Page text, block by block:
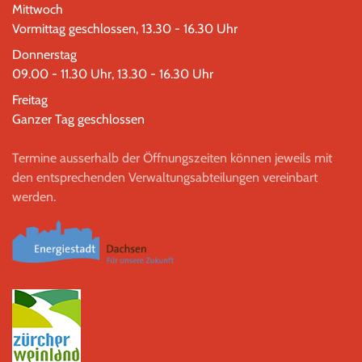
Mittwoch
Vormittag geschlossen, 13.30 - 16.30 Uhr
Donnerstag
09.00 - 11.30 Uhr, 13.30 - 16.30 Uhr
Freitag
Ganzer Tag geschlossen
Termine ausserhalb der Öffnungszeiten können jeweils mit
den entsprechenden Verwaltungsabteilungen vereinbart
werden.